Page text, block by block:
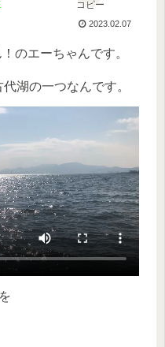
コピー
2023.02.07
のエーちゃんです。
湖の一つなんです。